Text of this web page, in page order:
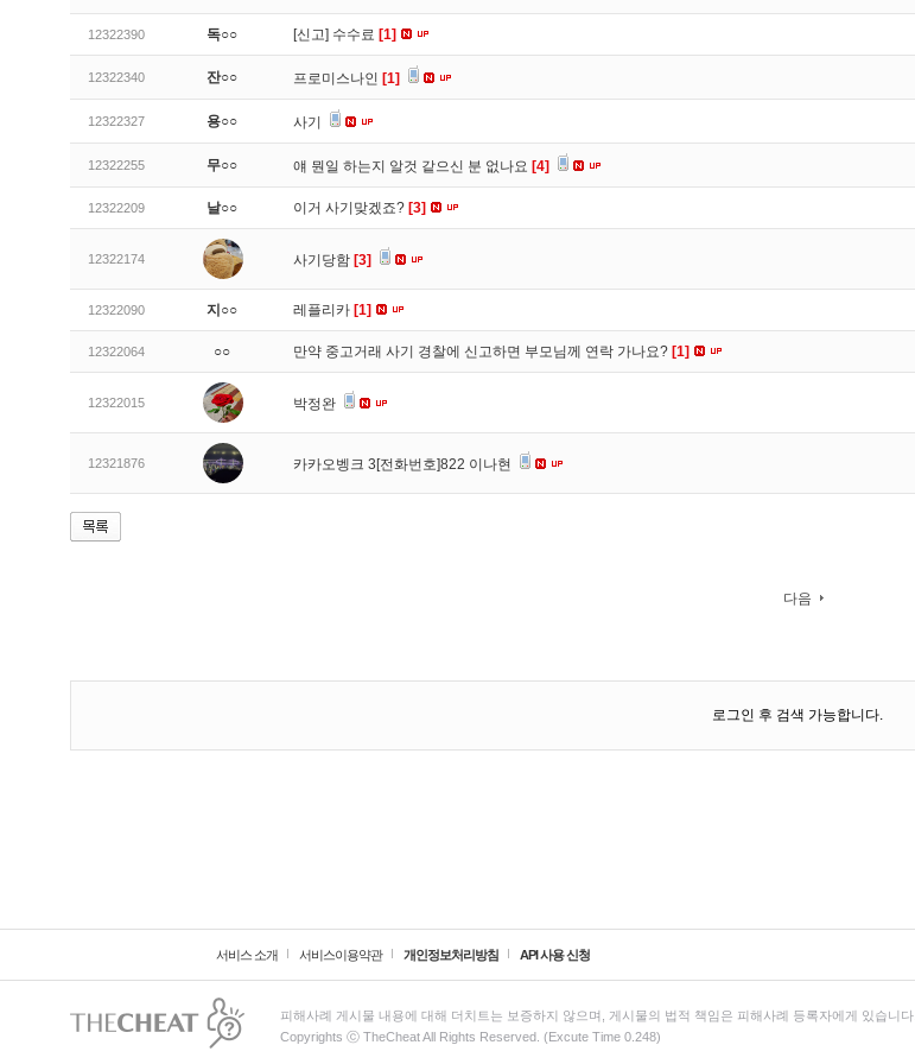
12322390 독○○ [신고] 수수료 [1]
12322340 잔○○ 프로미스나인 [1]
12322327 용○○ 사기
12322255 무○○ 얘 뭔일 하는지 알것 같으신 분 없나요 [4]
12322209 날○○ 이거 사기맞겠죠? [3]
12322174 사기당함 [3]
12322090 지○○ 레플리카 [1]
12322064 ○○ 만약 중고거래 사기 경찰에 신고하면 부모님께 연락 가나요? [1]
12322015 박정완
12321876 카카오벵크 3[전화번호]822 이나현
다음
로그인 후 검색 가능합니다.
서비스 소개 서비스이용약관 개인정보처리방침 API 사용 신청
피해사례 게시물 내용에 대해 더치트는 보증하지 않으며, 게시물의 법적 책임은 피해사례 등록자에게 있습니다.
Copyrights ⓒ TheCheat All Rights Reserved. (Excute Time 0.248)